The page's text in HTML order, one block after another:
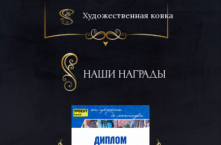
Художественная ковка
НАШИ НАГРАДЫ